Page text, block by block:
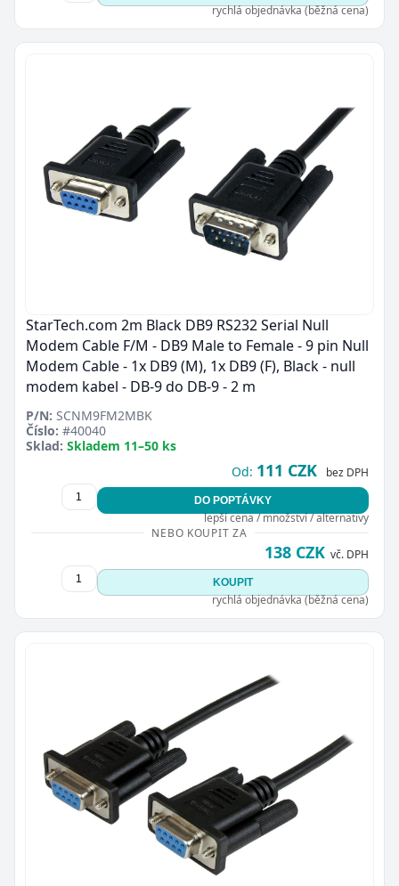
rychlá objednávka (běžná cena)
StarTech.com 2m Black DB9 RS232 Serial Null
Modem Cable F/M - DB9 Male to Female - 9 pin Null
Modem Cable - 1x DB9 (M), 1x DB9 (F), Black - null
modem kabel - DB-9 do DB-9 - 2 m
P/N: SCNM9FM2MBK
Číslo: #40040
Sklad: Skladem 11–50 ks
Od: 111 CZK bez DPH
DO POPTÁVKY
lepší cena / množství / alternativy
NEBO KOUPIT ZA
138 CZK vč. DPH
KOUPIT
rychlá objednávka (běžná cena)